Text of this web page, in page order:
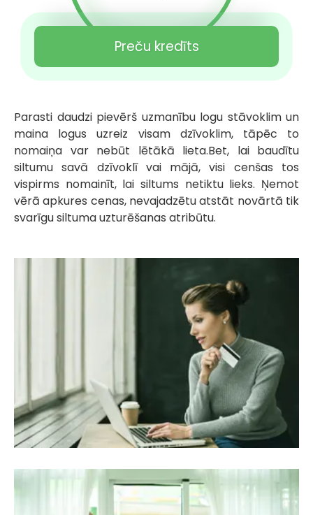
Preču kredīts
Parasti daudzi pievērš uzmanību logu stāvoklim un
maina logus uzreiz visam dzīvoklim, tāpēc to
nomaiņa var nebūt lētākā lieta.Bet, lai baudītu
siltumu savā dzīvoklī vai mājā, visi cenšas tos
vispirms nomainīt, lai siltums netiktu lieks. Ņemot
vērā apkures cenas, nevajadzētu atstāt novārtā tik
svarīgu siltuma uzturēšanas atribūtu.